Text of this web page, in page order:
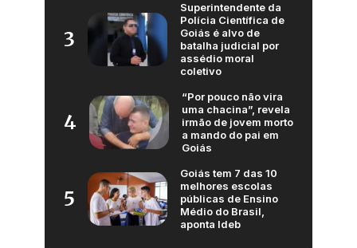
3
Superintendente da
Polícia Científica de
Goiás é alvo de
batalha judicial por
assédio moral
coletivo
4
“Por pouco não vira
uma chacina”, revela
irmão de jovem morto
a mando do pai em
Goiás
5
Goiás tem 7 das 10
melhores escolas
públicas de Ensino
Médio do Brasil,
aponta Ideb